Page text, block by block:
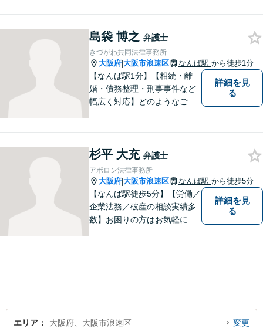
クライアントの話を丁寧に聞
き、意思疎通を測った上で最
適な解決策を提示します。
島袋 博之 弁護士
きづがわ共同法律事務所
大阪府|大阪市浪速区 なんば駅 から徒歩1分
【なんば駅1分】【相続・離
婚・債務整理・刑事事件など
幅広く対応】どのようなご相
けています。一緒に解決への
道筋を考えてまいります。
詳細を見
る
杉平 大充 弁護士
アポロン法律事務所
大阪府|大阪市浪速区 なんば駅 から徒歩5分
【なんば駅徒歩5分】【労働／
企業法務／破産の相談実績多
数】お困りの方はお気軽にご
詳細を見
る
エリア 大阪府、大阪市浪速区 変更